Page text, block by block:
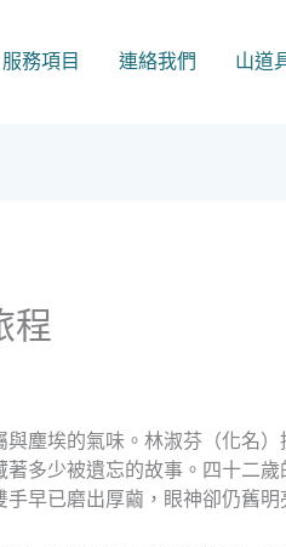
服務項目 連絡我們 山道
程
塵埃的氣味。林淑芬（化名
多少被遺忘的故事。四十二
早已磨出厚繭，眼神卻仍舊明